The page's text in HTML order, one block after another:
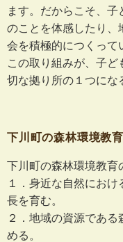
ます。だからこそ、
のことを体感したり、
会を積極的につくって
この取り組みが、子
切な拠り所の１つにな
下川町の森林環境教
下川町の森林環境教育
１．身近な自然にお
長を育む。
２．地域の資源であ
める。